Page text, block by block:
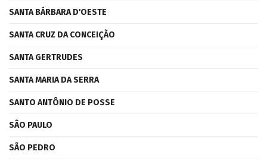
SANTA BÁRBARA D'OESTE
SANTA CRUZ DA CONCEIÇÃO
SANTA GERTRUDES
SANTA MARIA DA SERRA
SANTO ANTÔNIO DE POSSE
SÃO PAULO
SÃO PEDRO